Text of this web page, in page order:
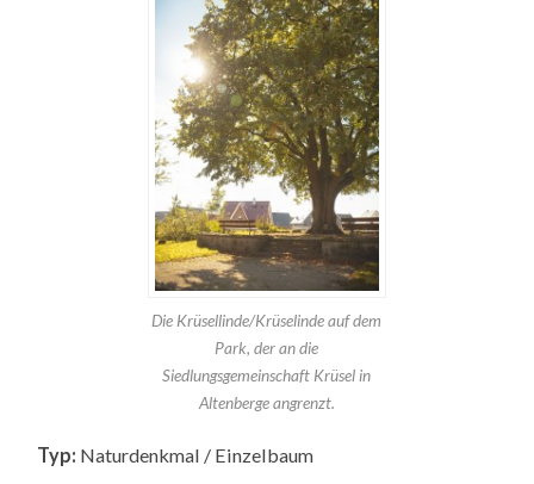
Die Krüsellinde/Krüselinde auf dem
Park, der an die
Siedlungsgemeinschaft Krüsel in
Altenberge angrenzt.
Typ: Naturdenkmal / Einzelbaum